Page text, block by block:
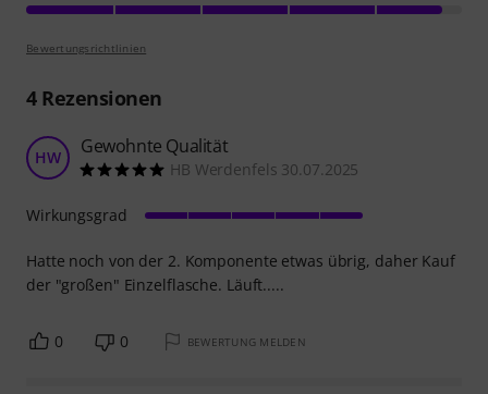
Bewertungsrichtlinien
4Rezensionen
HW Gewohnte Qualität
HB Werdenfels 30.07.2025
Hatte noch von der 2. Komponente etwas übrig, daher Kauf
der "großen" Einzelflasche. Läuft.....
Wirkungsgrad
0 0 BEWERTUNG MELDEN